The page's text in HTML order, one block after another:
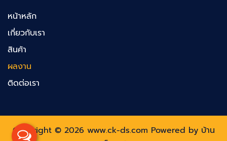
หน้าหลัก
เกี่ยวกับเรา
สินค้า
ผลงาน
ติดต่อเรา
Copyright © 2026 www.ck-ds.com Powered by บ้าน